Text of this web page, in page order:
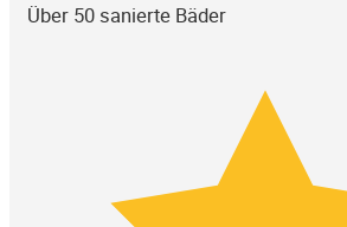
Über 50 sanierte Bäder